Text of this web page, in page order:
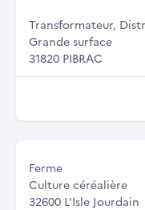
Transformateur,
Grande surface
31820 PIBRAC
Ferme
Culture céréalière
32600 L'Isle Jourdain